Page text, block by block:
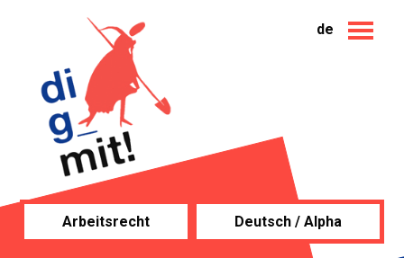
de
Arbeitsrecht Deutsch / Alpha